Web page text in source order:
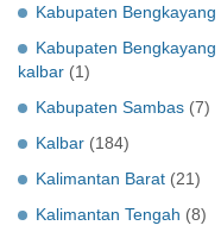
Kabupaten Bengkayang
Kabupaten Bengkayang
kalbar (1)
Kabupaten Sambas (7)
Kalbar (184)
Kalimantan Barat (21)
Kalimantan Tengah (8)